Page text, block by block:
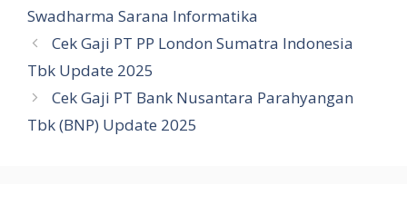
Swadharma Sarana Informatika
Cek Gaji PT PP London Sumatra Indonesia
Tbk Update 2025
Cek Gaji PT Bank Nusantara Parahyangan
Tbk (BNP) Update 2025